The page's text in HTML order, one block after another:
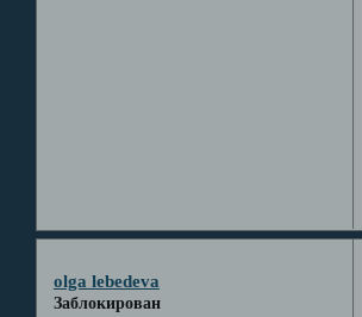
olga lebedeva
Заблокирован